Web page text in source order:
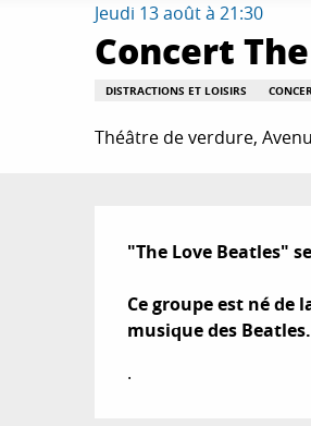
Jeudi 13 août à 21:30
Concert
DISTRACTIONS ET LOISIRS
Théâtre de verdure,
"The Love Beatles"
Ce groupe est né de
musique des Beatles.
.